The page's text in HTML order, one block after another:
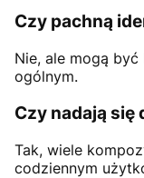
Czy pachną
Nie, ale mogą
ogólnym.
Czy nadają się
Tak, wiele
codziennym